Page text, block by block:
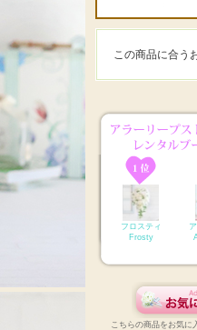
この商品に合う
フロスティ
Frosty
こちらの商品をお気に